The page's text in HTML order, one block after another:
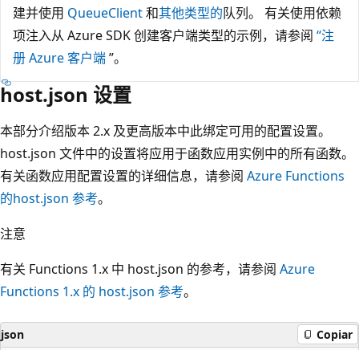
建并使用 QueueClient和其他类型的队列。 有关使用依赖
项注入从 Azure SDK 创建客户端类型的示例，请参阅 “注
册 Azure 客户端”。
host.json 设置
本部分介绍版本 2.x 及更高版本中此绑定可用的配置设置。
host.json 文件中的设置将应用于函数应用实例中的所有函数。
有关函数应用配置设置的详细信息，请参阅 Azure Functions
的host.json 参考。
注意
有关 Functions 1.x 中 host.json 的参考，请参阅 Azure
Functions 1.x 的 host.json 参考。
json Copiar